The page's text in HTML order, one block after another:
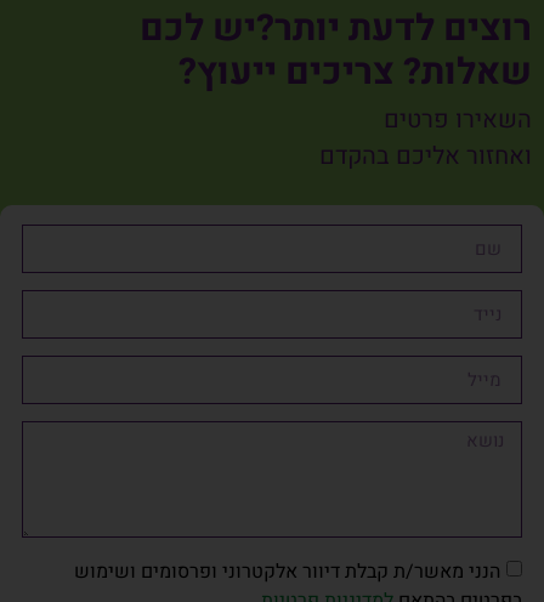
רוצים לדעת יותר?יש לכם
שאלות? צריכים ייעוץ?
השאירו פרטים
ואחזור אליכם בהקדם
הנני מאשר/ת קבלת דיוור אלקטרוני ופרסומים ושימוש